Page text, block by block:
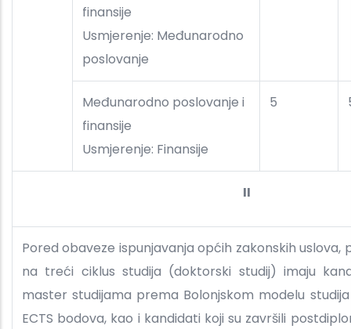
finansije
Usmjerenje: Međunarodno
poslovanje
Međunarodno poslovanje i
finansije
Usmjerenje: Finansije
5
II
Pored obaveze ispunjavanja općih zakonskih uslova,
na treći ciklus studija (doktorski studij) imaju
master studijama prema Bolonjskom modelu
ECTS bodova, kao i kandidati koji su završili